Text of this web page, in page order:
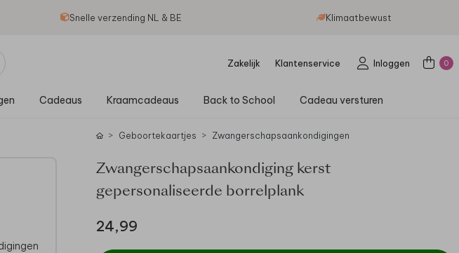
Snelle verzending NL & BE Klimaatbewust
Zakelijk Klantenservice Inloggen 0
Cadeaus Kraamcadeaus Back to School Cadeau versturen
Geboortekaartjes Zwangerschapsaankondigingen
Zwangerschapsaankondiging kerst
gepersonaliseerde borrelplank
24,99